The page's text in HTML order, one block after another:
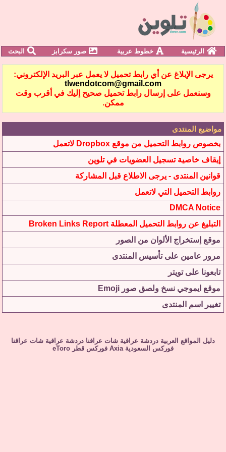
الرئيسية خطوط عربية صور سكرابز البحث
يرجى الإبلاغ عن أي رابط تحميل لا يعمل عبر البريد الإلكتروني:
tlwendotcom@gmail.com
وسنعمل على إرسال رابط تحميل صحيح إليك في أقرب وقت
ممكن.
مواضيع المنتدى
بخصوص روابط التحميل من موقع Dropbox لاتعمل
إيقاف خاصية تسجيل العضويات في تلوين
قوانين المنتدى - يرجى الاطلاع قبل المشاركة
روابط التحميل التي لاتعمل
DMCA Notice
التبليغ عن روابط التحميل المعطلة Broken Links Report
موقع إستخراج الألوان من الصور
مرور عامين على تأسيس المنتدى
تابعونا على تويتر
موقع ايموجي نسخ ولصق صور Emoji
تغيير اسم المنتدى
دليل المواقع العربية دردشة عراقية شات عراقنا دردشة عراقية شات عراقنا
فوركس السعودية Axia فوركس قطر eToro